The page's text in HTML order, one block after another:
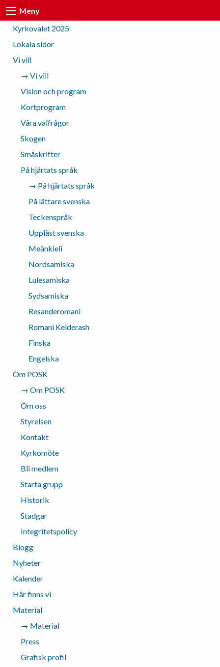
Meny
Kyrkovalet 2025
Lokala sidor
Vi vill
→ Vi vill
Vision och program
Kortprogram
Våra valfrågor
Skogen
Småskrifter
På hjärtats språk
→ På hjärtats språk
På lättare svenska
Teckenspråk
Uppläst svenska
Meänkieli
Nordsamiska
Lulesamiska
Sydsamiska
Resanderomani
Romani Kelderash
Finska
Engelska
Om POSK
→ Om POSK
Om oss
Styrelsen
Kontakt
Kyrkomöte
Bli medlem
Starta grupp
Historik
Stadgar
Integritetspolicy
Blogg
Nyheter
Kalender
Här finns vi
Material
→ Material
Press
Grafisk profil